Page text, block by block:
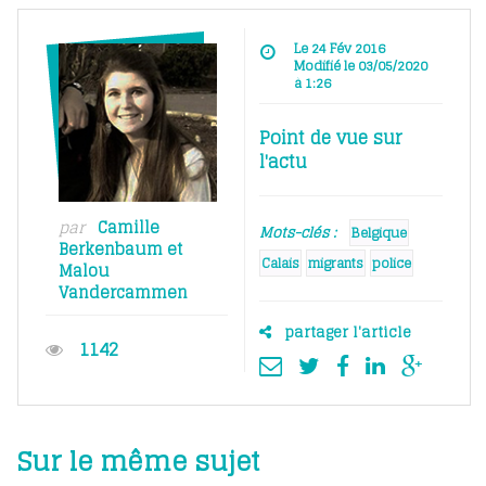
par Camille
Berkenbaumet
Malou
Vandercammen
1142
Le 24 Fév 2016
Modifié le 03/05/2020
à 1:26
Point de vue sur
l'actu
Mots-clés :
Belgique
Calais migrants police
partager l'article
Sur le même sujet